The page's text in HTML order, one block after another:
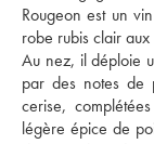
Rougeon est un
robe rubis clair
Au nez, il déploie
par des notes de
cerise,
légère épice de